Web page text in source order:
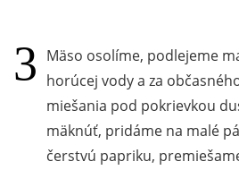
Mäso osolíme, podlejeme
horúcej vody a za
miešania pod pokrievkou
mäknúť, pridáme na malé
čerstvú papriku,